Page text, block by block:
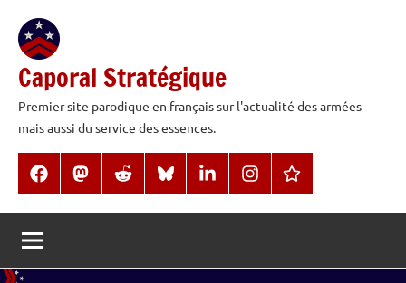
contenu
Caporal Stratégique
Premier site parodique en français sur l'actualité des armées
mais aussi du service des essences.
FacebookMastodonReddit BlueSkyLinkedInInstagramThreads